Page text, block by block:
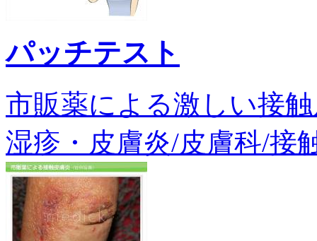
パッチテスト
市販薬による激しい接
湿疹・皮膚炎/皮膚科/接